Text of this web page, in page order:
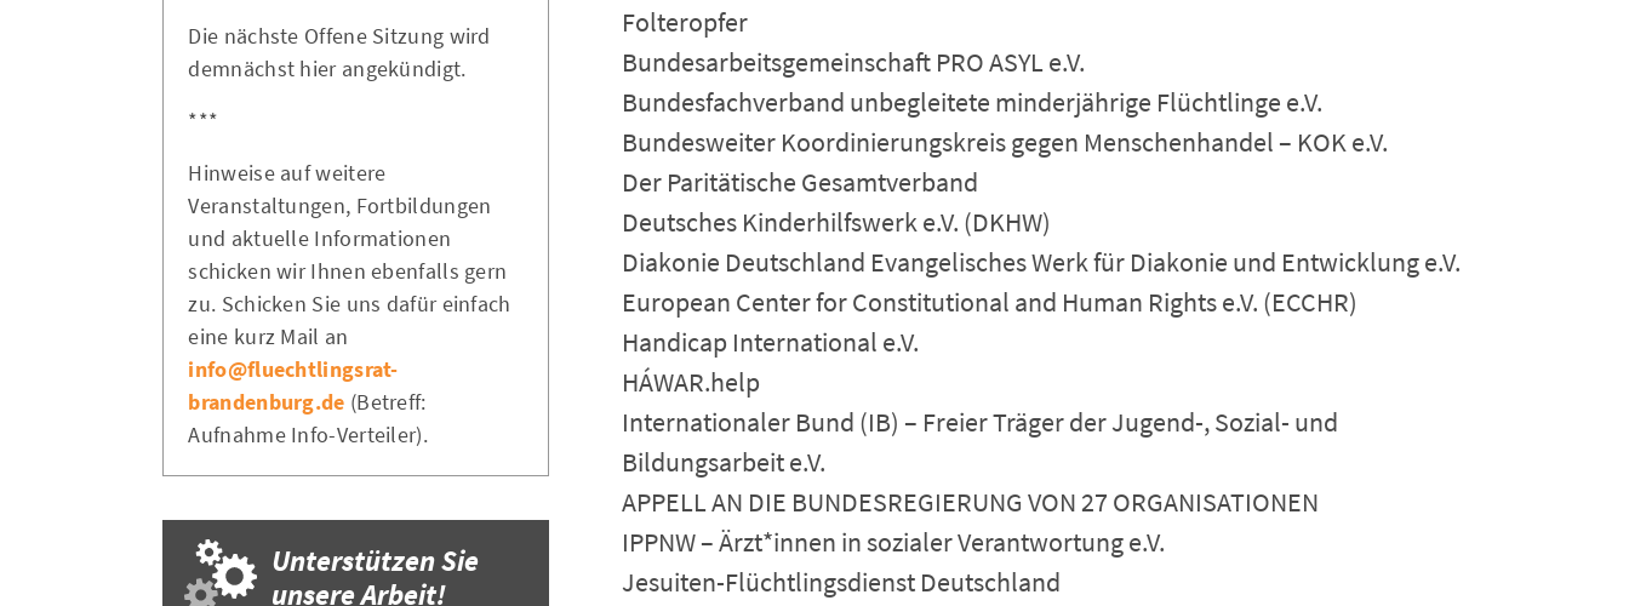
Folteropfer
Bundesarbeitsgemeinschaft PRO ASYL e.V.
Bundesfachverband unbegleitete minderjährige Flüchtlinge e.V.
Bundesweiter Koordinierungskreis gegen Menschenhandel – KOK e.V.
Der Paritätische Gesamtverband
Deutsches Kinderhilfswerk e.V. (DKHW)
Diakonie Deutschland Evangelisches Werk für Diakonie und Entwicklung e.V.
European Center for Constitutional and Human Rights e.V. (ECCHR)
Handicap International e.V.
HÁWAR.help
Internationaler Bund (IB) – Freier Träger der Jugend-, Sozial- und
Bildungsarbeit e.V.
APPELL AN DIE BUNDESREGIERUNG VON 27 ORGANISATIONEN
IPPNW – Ärzt*innen in sozialer Verantwortung e.V.
Jesuiten-Flüchtlingsdienst Deutschland
Die nächste Offene Sitzung wird
demnächst hier angekündigt.
***
Hinweise auf weitere
Veranstaltungen, Fortbildungen
und aktuelle Informationen
schicken wir Ihnen ebenfalls gern
zu. Schicken Sie uns dafür einfach
eine kurz Mail an
info@fluechtlingsrat-
brandenburg.de (Betreff:
Aufnahme Info-Verteiler).
Unterstützen Sie
unsere Arbeit!